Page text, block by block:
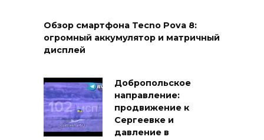
Обзор смартфона Tecno Pova 8:
огромный аккумулятор и матричный
дисплей
Добропольское
направление:
продвижение к
Сергеевке и
давление в